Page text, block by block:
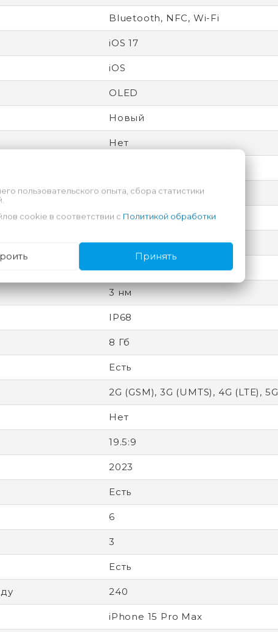
Bluetooth, NFC, Wi-Fi
iOS 17
iOS
OLED
Новый
Нет
Ceramic Shield
Apple
Несъемный
Разблокировка по лицу
3 нм
IP68
8 Гб
Есть
2G (GSM), 3G (UMTS), 4G (LTE), 5G
Нет
19.5:9
2023
Есть
6
3
Есть
240
iPhone 15 Pro Max
пользовательского опыта, сбора статистики
cookie в соответствии с Политикой обработки
Принять